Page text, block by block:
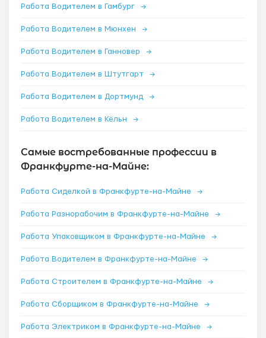
Работа Водителем в Гамбург →
Работа Водителем в Мюнхен →
Работа Водителем в Ганновер →
Работа Водителем в Штутгарт →
Работа Водителем в Дортмунд →
Работа Водителем в Кёльн →
Самые востребованные профессии в
Франкфурте-на-Майне:
Работа Сиделкой в Франкфурте-на-Майне →
Работа Разнорабочим в Франкфурте-на-Майне →
Работа Упаковщиком в Франкфурте-на-Майне →
Работа Водителем в Франкфурте-на-Майне →
Работа Строителем в Франкфурте-на-Майне →
Работа Сборщиком в Франкфурте-на-Майне →
Работа Электриком в Франкфурте-на-Майне →